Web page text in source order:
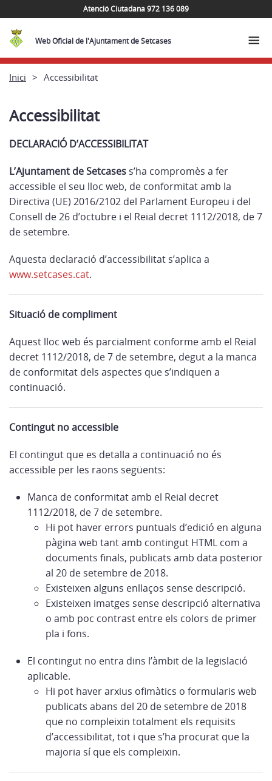
Atenció Ciutadana 972 136 089
Web Oficial de l'Ajuntament de Setcases
Inici Accessibilitat
Accessibilitat
DECLARACIÓ D’ACCESSIBILITAT
L’Ajuntament de Setcases s’ha compromès a fer
accessible el seu lloc web, de conformitat amb la
Directiva (UE) 2016/2102 del Parlament Europeu i del
Consell de 26 d’octubre i el Reial decret 1112/2018, de 7
de setembre.
Aquesta declaració d’accessibilitat s’aplica a
www.setcases.cat.
Situació de compliment
Aquest lloc web és parcialment conforme amb el Reial
decret 1112/2018, de 7 de setembre, degut a la manca
de conformitat dels aspectes que s’indiquen a
continuació.
Contingut no accessible
El contingut que es detalla a continuació no és
accessible per les raons següents:
Manca de conformitat amb el Reial decret
1112/2018, de 7 de setembre.
Hi pot haver errors puntuals d’edició en alguna
pàgina web tant amb contingut HTML com a
documents finals, publicats amb data posterior
al 20 de setembre de 2018.
Existeixen alguns enllaços sense descripció.
Existeixen imatges sense descripció alternativa
o amb poc contrast entre els colors de primer
pla i fons.
El contingut no entra dins l’àmbit de la legislació
aplicable.
Hi pot haver arxius ofimàtics o formularis web
publicats abans del 20 de setembre de 2018
que no compleixin totalment els requisits
d’accessibilitat, tot i que s’ha procurat que la
majoria sí que els compleixin.